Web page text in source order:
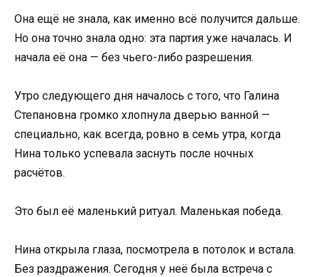
Она ещё не знала, как именно всё получится дальше.
Но она точно знала одно: эта партия уже началась. И
начала её она — без чьего-либо разрешения.
Утро следующего дня началось с того, что Галина
Степановна громко хлопнула дверью ванной —
специально, как всегда, ровно в семь утра, когда
Нина только успевала заснуть после ночных
расчётов.
Это был её маленький ритуал. Маленькая победа.
Нина открыла глаза, посмотрела в потолок и встала.
Без раздражения. Сегодня у неё была встреча с